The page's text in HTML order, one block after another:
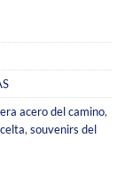
acero del camino,
, souvenirs del